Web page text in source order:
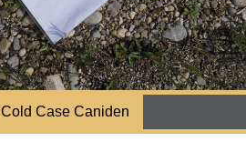
Cold Case Caniden